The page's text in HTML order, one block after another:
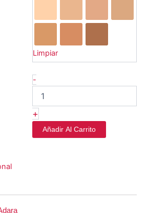
Limpiar
-
Tint
Adara
cantidad
+
Añadir Al Carrito